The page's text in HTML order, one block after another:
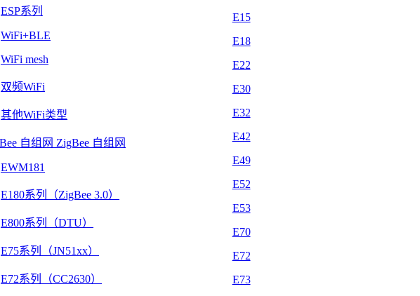
ESP系列
WiFi+BLE
WiFi mesh
双频WiFi
其他WiFi类型
ZigBee 自组网
EWM181
E180系列（ZigBee 3.0）
E800系列（DTU）
E75系列（JN51xx）
E72系列（CC2630）
E15
E18
E22
E30
E32
E42
E49
E52
E53
E70
E72
E73